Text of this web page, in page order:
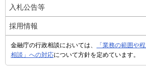
入札公告等
採用情報
金融庁の行政相談においては、
「業務の範囲や
相談」への対応について方針を定めています。